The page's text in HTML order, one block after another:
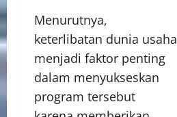
Menurutnya,
keterlibatan dunia usaha
menjadi faktor penting
dalam menyukseskan
program tersebut